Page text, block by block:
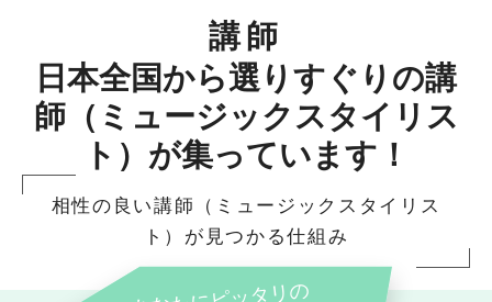
講師
日本全国から選りすぐりの講
師（ミュージックスタイリス
ト）が集っています！
相性の良い講師（ミュージックスタイリス
ト）が見つかる仕組み